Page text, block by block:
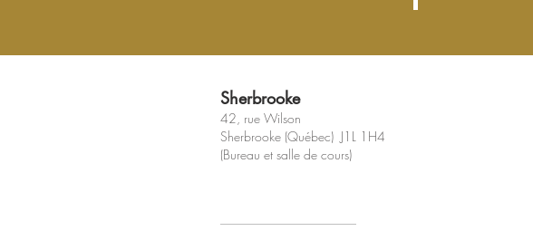
Sherbrooke
42, rue Wilson
Sherbrooke (Québec) J1L 1H4
(Bureau et salle de cours)